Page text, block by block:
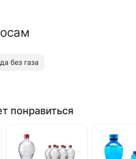
без газа
понравиться